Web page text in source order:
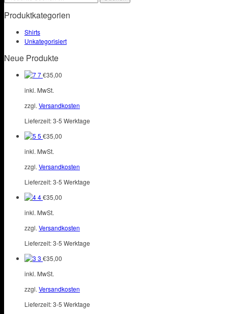
gewählt
werden
Die
können
auf
der
Produktseite
gewählt
nach:
Produktkategorien
Shirts
Unkategorisiert
Neue Produkte
7€35,00
inkl. MwSt.
zzgl. Versandkosten
Lieferzeit:3-5 Werktage
5 €35,00
inkl. MwSt.
zzgl. Versandkosten
Lieferzeit:3-5 Werktage
4€35,00
inkl. MwSt.
zzgl. Versandkosten
Lieferzeit:3-5 Werktage
3 €35,00
inkl. MwSt.
zzgl. Versandkosten
Lieferzeit:3-5 Werktage